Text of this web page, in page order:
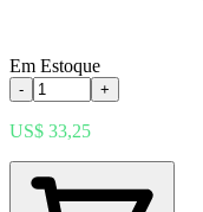
Em Estoque
- +
US$ 33,25